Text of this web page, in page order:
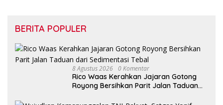
BERITA POPULER
8 Agustus 2026 0 Komentar
Rico Waas Kerahkan Jajaran Gotong
Royong Bersihkan Parit Jalan Taduan